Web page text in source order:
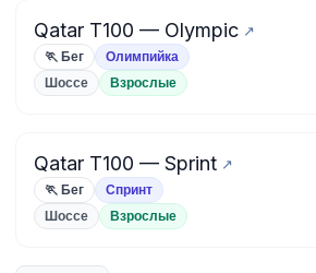
Qatar T100 — Olympic
🏃 Бег Олимпийка
Шоссе Взрослые
Qatar T100 — Sprint
🏃 Бег Спринт
Шоссе Взрослые